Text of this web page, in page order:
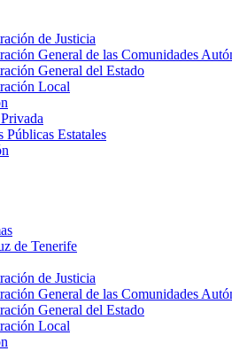
de Justicia
General de las Comunidades
General del Estado
Local
Públicas Estatales
de Tenerife
de Justicia
General de las Comunidades
General del Estado
Local